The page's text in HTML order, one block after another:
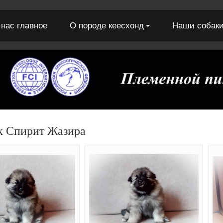
главное О породе кеесхонд Наши
Спирит Жазира